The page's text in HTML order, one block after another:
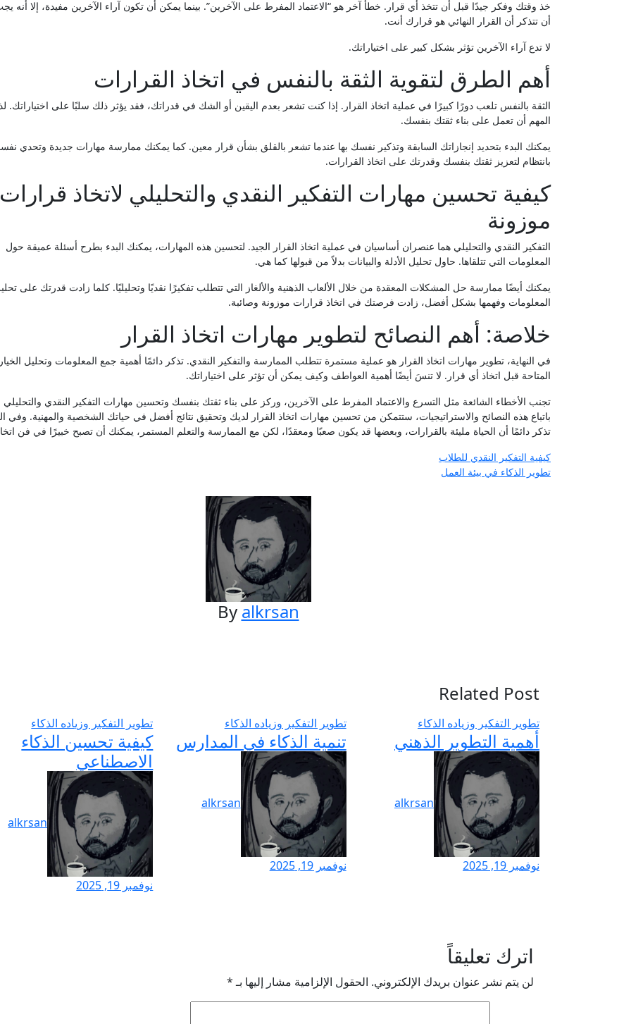
خذ وقتك وفكر جيدًا قبل أن تتخذ أي قرار. خطأ آخر هو “الاعتماد المفرط على الآخرين”. بينما يمكن أن تكون آراء الآخرين مفيدة، إلا أنه
أن تتذكر أن القرار النهائي هو قرارك أنت.
لا تدع آراء الآخرين تؤثر بشكل كبير على اختياراتك.
أهم الطرق لتقوية الثقة بالنفس في اتخاذ القرارات
الثقة بالنفس تلعب دورًا كبيرًا في عملية اتخاذ القرار. إذا كنت تشعر بعدم اليقين أو الشك في قدراتك، فقد يؤثر ذلك سلبًا على اختياراتك.
المهم أن تعمل على بناء ثقتك بنفسك.
يمكنك البدء بتحديد إنجازاتك السابقة وتذكير نفسك بها عندما تشعر بالقلق بشأن قرار معين. كما يمكنك ممارسة مهارات جديدة وتحدي
بانتظام لتعزيز ثقتك بنفسك وقدرتك على اتخاذ القرارات.
كيفية تحسين مهارات التفكير النقدي والتحليلي لاتخاذ قرارات
موزونة
التفكير النقدي والتحليلي هما عنصران أساسيان في عملية اتخاذ القرار الجيد. لتحسين هذه المهارات، يمكنك البدء بطرح أسئلة عميقة حول
المعلومات التي تتلقاها. حاول تحليل الأدلة والبيانات بدلاً من قبولها كما هي.
يمكنك أيضًا ممارسة حل المشكلات المعقدة من خلال الألعاب الذهنية والألغاز التي تتطلب تفكيرًا نقديًا وتحليليًا. كلما زادت قدرتك على
المعلومات وفهمها بشكل أفضل، زادت فرصتك في اتخاذ قرارات موزونة وصائبة.
خلاصة: أهم النصائح لتطوير مهارات اتخاذ القرار
في النهاية، تطوير مهارات اتخاذ القرار هو عملية مستمرة تتطلب الممارسة والتفكير النقدي. تذكر دائمًا أهمية جمع المعلومات وتحليل
المتاحة قبل اتخاذ أي قرار. لا تنسَ أيضًا أهمية العواطف وكيف يمكن أن تؤثر على اختياراتك.
تجنب الأخطاء الشائعة مثل التسرع والاعتماد المفرط على الآخرين، وركز على بناء ثقتك بنفسك وتحسين مهارات التفكير النقدي والتحليلي
باتباع هذه النصائح والاستراتيجيات، ستتمكن من تحسين مهارات اتخاذ القرار لديك وتحقيق نتائج أفضل في حياتك الشخصية والمهنية. وفي
تذكر دائمًا أن الحياة مليئة بالقرارات، وبعضها قد يكون صعبًا ومعقدًا، لكن مع الممارسة والتعلم المستمر، يمكنك أن تصبح خبيرًا في فن
تصفّح
المقالات
كيفية التفكير النقدي للطلاب
تطوير الذكاء في بيئة العمل
By alkrsan
Related Post
تطوير التفكير وزياده الذكاء
أهمية التطوير الذهني
alkrsan
نوفمبر 19, 2025
تطوير التفكير وزياده الذكاء
تنمية الذكاء في المدارس
alkrsan
نوفمبر 19, 2025
تطوير التفكير وزياده الذكاء
كيفية تحسين الذكاء
الاصطناعي
alkrsan
نوفمبر 19, 2025
اترك تعليقاً
لن يتم نشر عنوان بريدك الإلكتروني. الحقول الإلزامية مشار إليها بـ*